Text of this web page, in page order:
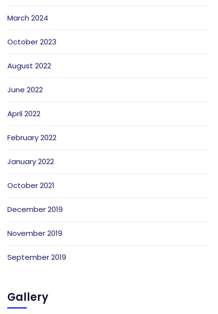
March 2024
October 2023
August 2022
June 2022
April 2022
February 2022
January 2022
October 2021
December 2019
November 2019
September 2019
Gallery